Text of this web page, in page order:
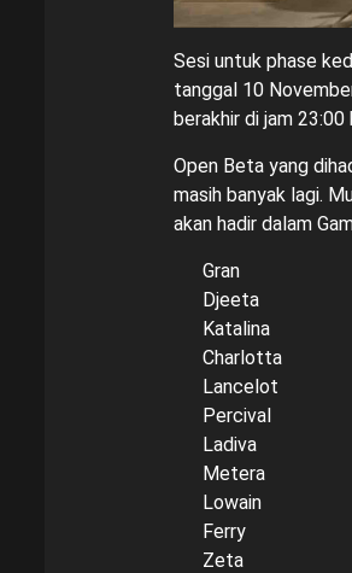
Sesi untuk phase
tanggal 10
berakhir di jam 23:00
Open Beta yang
masih banyak lagi.
akan hadir dalam
Gran
Djeeta
Katalina
Charlotta
Lancelot
Percival
Ladiva
Metera
Lowain
Ferry
Zeta